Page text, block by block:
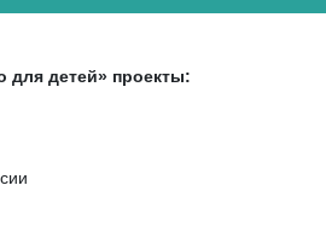
для детей» проекты: